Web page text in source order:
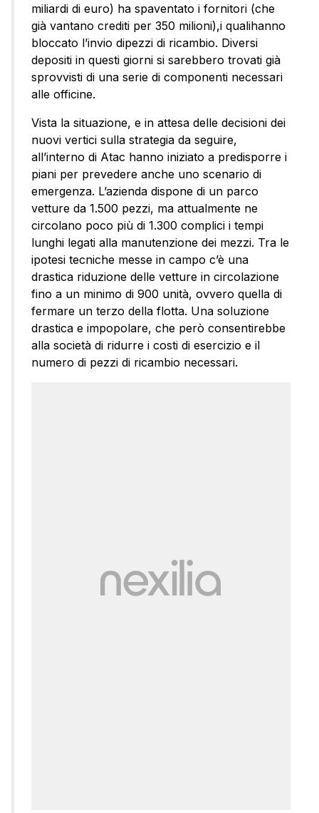
miliardi di euro) ha spaventato i fornitori (che
già vantano crediti per 350 milioni),i qualihanno
bloccato l’invio dipezzi di ricambio. Diversi
depositi in questi giorni si sarebbero trovati già
sprovvisti di una serie di componenti necessari
alle officine.
Vista la situazione, e in attesa delle decisioni dei
nuovi vertici sulla strategia da seguire,
all’interno di Atac hanno iniziato a predisporre i
piani per prevedere anche uno scenario di
emergenza. L’azienda dispone di un parco
vetture da 1.500 pezzi, ma attualmente ne
circolano poco più di 1.300 complici i tempi
lunghi legati alla manutenzione dei mezzi. Tra le
ipotesi tecniche messe in campo c’è una
drastica riduzione delle vetture in circolazione
fino a un minimo di 900 unità, ovvero quella di
fermare un terzo della flotta. Una soluzione
drastica e impopolare, che però consentirebbe
alla società di ridurre i costi di esercizio e il
numero di pezzi di ricambio necessari.